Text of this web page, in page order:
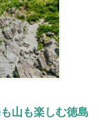
山も楽しむ徳島